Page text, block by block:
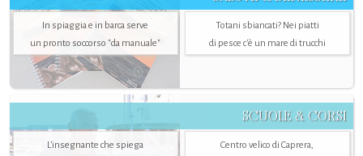
In spiaggia e in barca serve
un pronto soccorso "da manuale"
Totani sbiancati? Nei piatti
di pesce c'è un mare di trucchi
SCUOLE & CORSI
L'insegnante che spiega
Centro velico di Caprera,